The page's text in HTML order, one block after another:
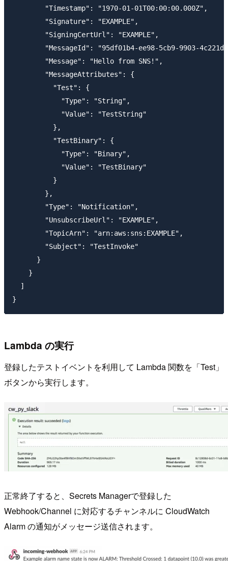
        "Timestamp": "1970-01-01T00:00:00.000Z",
        "Signature": "EXAMPLE",
        "SigningCertUrl": "EXAMPLE",
"MessageId": "95df01b4-ee98-5cb9-9903-
        "Message": "Hello from SNS!",
        "MessageAttributes": {
          "Test": {
            "Type": "String",
            "Value": "TestString"
          },
          "TestBinary": {
            "Type": "Binary",
            "Value": "TestBinary"
          }
        },
        "Type": "Notification",
        "UnsubscribeUrl": "EXAMPLE",
        "TopicArn": "arn:aws:sns:EXAMPLE",
        "Subject": "TestInvoke"
      }
    }
  ]
Lambda の実行
登録したテストイベントを利用して Lambda 関数を「Test」
ボタンから実行します。
正常終了すると、Secrets Managerで登録した
Webhook/Channel に対応するチャンネルに CloudWatch
Alarm の通知がメッセージ送信されます。